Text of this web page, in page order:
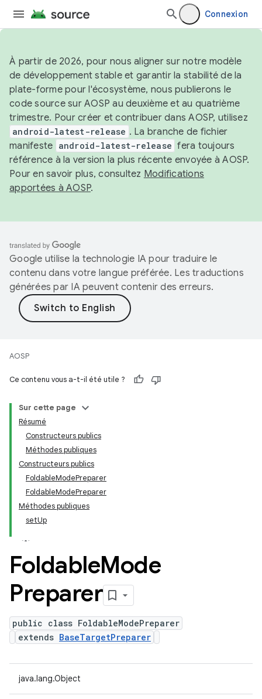
Connexion
À partir de 2026, pour nous aligner sur notre modèle
de développement stable et garantir la stabilité de la
plate-forme pour l'écosystème, nous publierons le
code source sur AOSP au deuxième et au quatrième
trimestre. Pour créer et contribuer dans AOSP, utilisez
android-latest-release . La branche de fichier
manifeste android-latest-release fera toujours
référence à la version la plus récente envoyée à AOSP.
Pour en savoir plus, consultez Modifications
apportées à AOSP.
Google utilise la technologie IA pour traduire le
contenu dans votre langue préférée. Les traductions
générées par IA peuvent contenir des erreurs.
AOSP
Ce contenu vous a-t-il été utile ?
Sur cette page
Résumé
Constructeurs publics
Méthodes publiques
Constructeurs publics
FoldableModePreparer
FoldableModePreparer
Méthodes publiques
setUp
FoldableMode
Preparer
public class FoldableModePreparer
extends BaseTargetPreparer
java.lang.Object